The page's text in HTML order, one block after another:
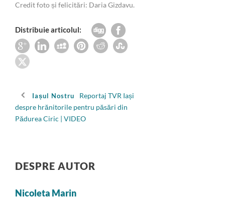
Credit foto și felicitări: Daria Gizdavu.
Distribuie articolul:
Iașul Nostru
Reportaj TVR Iași
despre hrănitorile pentru păsări din
Pădurea Ciric | VIDEO
DESPRE AUTOR
Nicoleta Marin